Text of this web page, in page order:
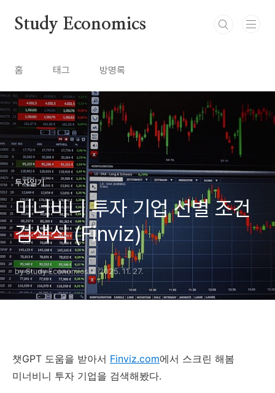
Study Economics
홈 태그 방명록
투자일기
미너비니 투자 기업 선별 조건
검색식 (Finviz)
by Study Economics 2025. 11. 27.
챗GPT 도움을 받아서 Finviz.com에서 스크린 해봄
미너비니 투자 기업을 검색해봤다.